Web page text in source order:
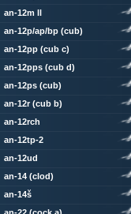
an-12m ll
an-12p/ap/bp (cub)
an-12pp (cub c)
an-12pps (cub d)
an-12ps (cub)
an-12r (cub b)
an-12rch
an-12tp-2
an-12ud
an-14 (clod)
an-14š